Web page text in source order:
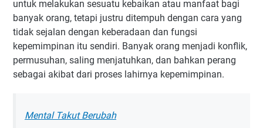
untuk melakukan sesuatu kebaikan atau manfaat bagi
banyak orang, tetapi justru ditempuh dengan cara yang
tidak sejalan dengan keberadaan dan fungsi
kepemimpinan itu sendiri. Banyak orang menjadi konflik,
permusuhan, saling menjatuhkan, dan bahkan perang
sebagai akibat dari proses lahirnya kepemimpinan.
Mental Takut Berubah